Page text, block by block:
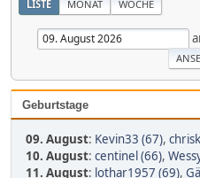
LISTE MONAT WOCHE
Geburtstage
09. August: Kevin33 (67),
10. August: centinel (66),
11. August: lothar1957 (69),